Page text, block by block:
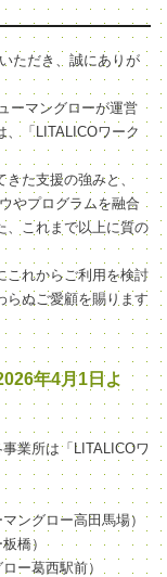
ただき、誠にありが
ーマングローが運営
「LITALICOワーク
きた支援の強みと、
やプログラムを融合
、これまで以上に質の
これからご利用を検討
らぬご愛顧を賜ります
年4月1日よ
業所は「LITALICOワ
ングロー高田馬場）
橋）
ー葛西駅前）